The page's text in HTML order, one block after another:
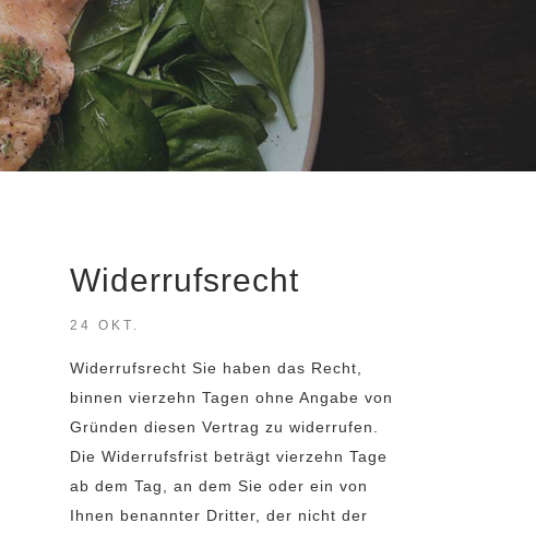
Widerrufsrecht
24 OKT.
Widerrufsrecht Sie haben das Recht,
binnen vierzehn Tagen ohne Angabe von
Gründen diesen Vertrag zu widerrufen.
Die Widerrufsfrist beträgt vierzehn Tage
ab dem Tag, an dem Sie oder ein von
Ihnen benannter Dritter, der nicht der